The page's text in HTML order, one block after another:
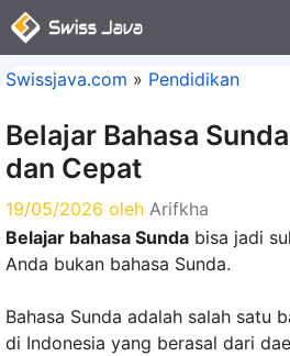
Langsung
ke
Swissjava.com » Pendidikan
Belajar Bahasa
dan Cepat
19/05/2026 oleh Arifkha
Belajar bahasa Sunda bisa jadi
Anda bukan bahasa Sunda.
Bahasa Sunda adalah salah satu
di Indonesia yang berasal dari